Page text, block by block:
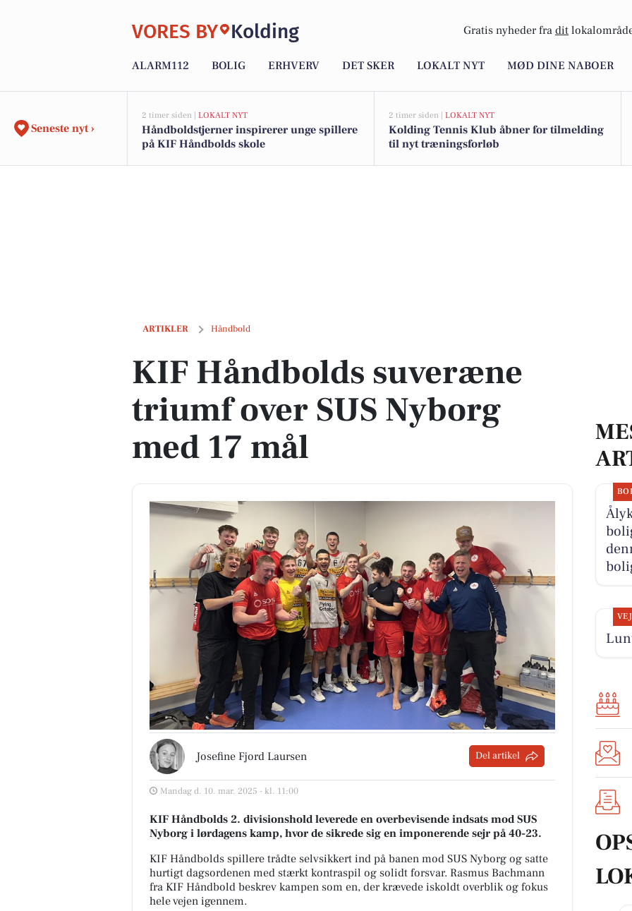
VORES BY Kolding Gratis nyheder fra dit
ALARM112 BOLIG ERHVERV DET SKER LOKALT NYT MØD DINE NABOER
Seneste nyt ›
2 timer siden | LOKALT NYT
Håndboldstjerner inspirerer unge spillere
på KIF Håndbolds skole
2 timer siden | LOKALT NYT
Kolding Tennis Klub åbner for tilmelding
til nyt træningsforløb
ARTIKLER Håndbold
KIF Håndbolds suveræne triumf over SUS Nyborg med 17 mål
KIF Håndbolds suveræne
triumf over SUS Nyborg
med 17 mål
Josefine Fjord Laursen Del artikel
Mandag d. 10. mar. 2025 - kl. 11:00
KIF Håndbolds 2. divisionshold leverede en overbevisende indsats mod SUS
Nyborg i lørdagens kamp, hvor de sikrede sig en imponerende sejr på 40-23.
KIF Håndbolds spillere trådte selvsikkert ind på banen mod SUS Nyborg og satte
hurtigt dagsordenen med stærkt kontraspil og solidt forsvar. Rasmus Bachmann
fra KIF Håndbold beskrev kampen som en, der krævede iskoldt overblik og fokus
hele vejen igennem.